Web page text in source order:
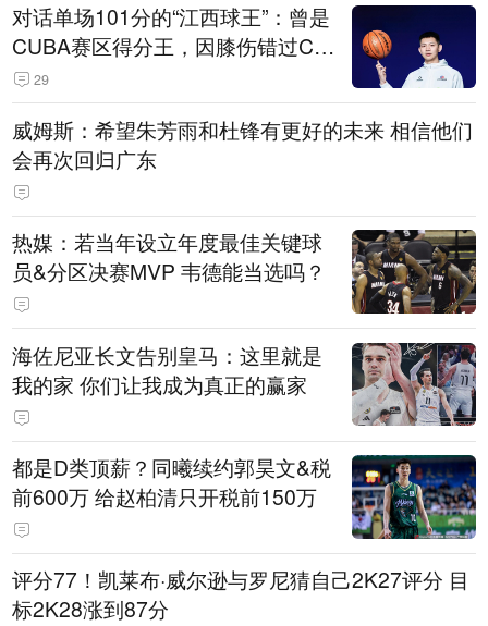
对话单场101分的“江西球王”：曾是
CUBA赛区得分王，因膝伤错过CB
A选秀
29
威姆斯：希望朱芳雨和杜锋有更好的未来 相信他们
会再次回归广东
热媒：若当年设立年度最佳关键球
员&分区决赛MVP 韦德能当选吗？
海佐尼亚长文告别皇马：这里就是
我的家 你们让我成为真正的赢家
都是D类顶薪？同曦续约郭昊文&税
前600万 给赵柏清只开税前150万
评分77！凯莱布·威尔逊与罗尼猜自己2K27评分 目
标2K28涨到87分